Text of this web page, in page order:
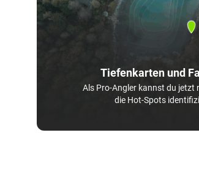
Tiefenkarten und
Als Pro-Angler kannst du jetzt
die Hot-Spots